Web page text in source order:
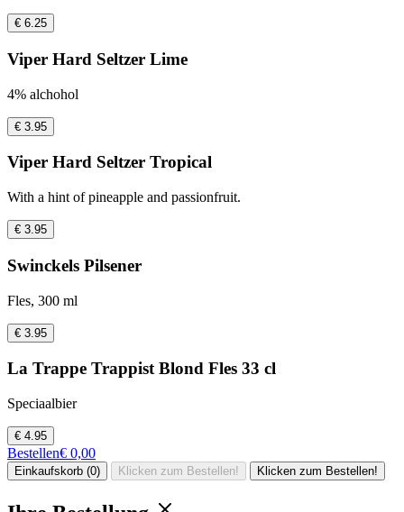
€ 6.25
Viper Hard Seltzer Lime
4% alchohol
€ 3.95
Viper Hard Seltzer Tropical
With a hint of pineapple and passionfruit.
€ 3.95
Swinckels Pilsener
Fles, 300 ml
€ 3.95
La Trappe Trappist Blond Fles 33 cl
Speciaalbier
€ 4.95
Bestellen€ 0,00
Einkaufskorb (0) Klicken zum Bestellen! Klicken zum Bestellen!